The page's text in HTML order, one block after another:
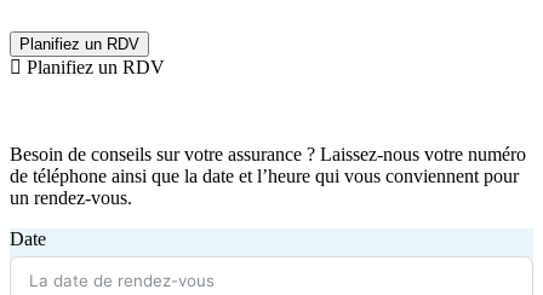
Planifiez un RDV
Planifiez un RDV
Besoin de conseils sur votre assurance ? Laissez-nous votre numéro
de téléphone ainsi que la date et l’heure qui vous conviennent pour
un rendez-vous.
Date